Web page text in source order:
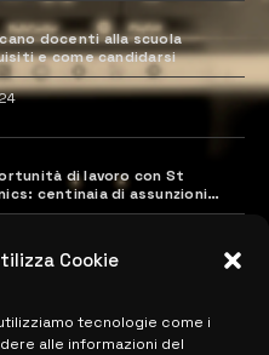
Cookie
tecnologie come i
alle informazioni del
docenti alla scuola
e come candidarsi
di lavoro con St
centinaia di assunzioni